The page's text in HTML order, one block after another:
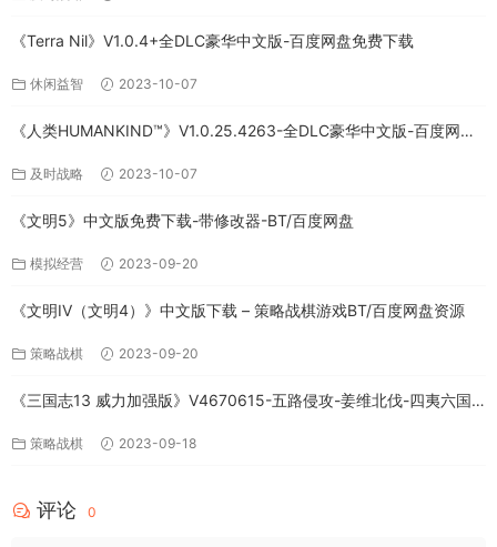
《Terra Nil》V1.0.4+全DLC豪华中文版-百度网盘免费下载
休闲益智 2023-10-07
《人类HUMANKIND™》V1.0.25.4263-全DLC豪华中文版-百度网盘
及时战略 2023-10-07
《文明5》中文版免费下载-带修改器-BT/百度网盘
模拟经营 2023-09-20
《文明IV（文明4）》中文版下载 – 策略战棋游戏BT/百度网盘资源
策略战棋 2023-09-20
《三国志13 威力加强版》V4670615-五路侵攻-姜维北伐-四夷六国
策略战棋 2023-09-18
评论 0